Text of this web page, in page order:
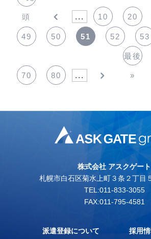
頭 ... 10 20
49 50 51 52 53
70 80 ...
最後
»
株式会社 アスクゲート
札幌市白石区菊水上町３条２丁目
TEL:011-833-3055
FAX:011-795-4581
派遣登録について 採用